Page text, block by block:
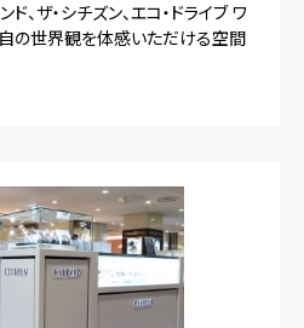
、ザ・シチズン、エコ・ドライブ ワ
自の世界観を体感いただける空間